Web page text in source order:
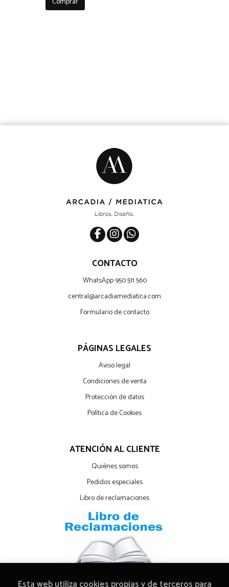
CONTACTO
WhatsApp 950 511 560
central@arcadiamediatica.com
Formulario de contacto
PÁGINAS LEGALES
Aviso legal
Condiciones de venta
Protección de datos
Política de Cookies
ATENCIÓN AL CLIENTE
Quiénes somos
Pedidos especiales
Libro de reclamaciones